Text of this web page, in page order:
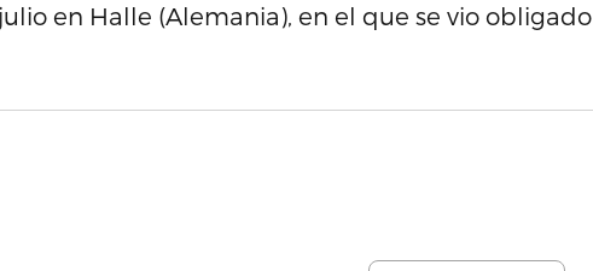
en Halle (Alemania), en el que se vio obligado